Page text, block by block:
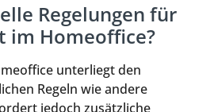
Regelungen für
im Homeoffice?
unterliegt den
Regeln wie andere
jedoch zusätzliche